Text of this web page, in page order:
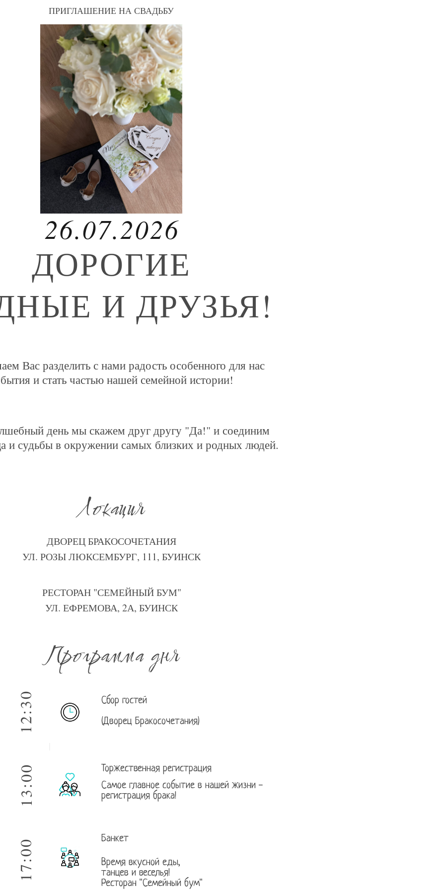
ПРИГЛАШЕНИЕ НА СВАДЬБУ
ДОРОГИЕ
И ДРУЗЬЯ!
Вас разделить с нами радость особенного для нас
и стать частью нашей семейной истории!
день мы скажем друг другу "Да!" и соединим
и судьбы в окружении самых близких и родных людей.
26.07.2026
Локация
РЕСТОРАН "СЕМЕЙНЫЙ БУМ"
УЛ. ЕФРЕМОВА, 2А, БУИНСК
ДВОРЕЦ БРАКОСОЧЕТАНИЯ
УЛ. РОЗЫ ЛЮКСЕМБУРГ, 111, БУИНСК
Программа дня
Сбор гостей
(Дворец Бракосочетания)
12:30
Самое главное событие в нашей жизни -
регистрация брака!
Торжественная регистрация
13:00
Время вкусной еды,
танцев и веселья!
Ресторан "Семейный бум"
Банкет
17:00